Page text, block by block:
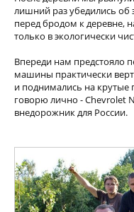
лишний раз убедились об
перед бродом к деревне,
только в экологически
Впереди нам предстояло
машины практически
и поднимались на крутые
говорю лично - Chevrolet
внедорожник для России.